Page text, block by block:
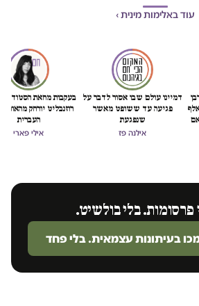
עוד באלימות מינית ›
ערבות של 30 אלף
דמיינו עולם שבו אסור לדבר על
פגיעה עד ששופט מאשר
שנפגעת
אילנה פז
בעקבות מחאת
רוזנבליט יורחק
העברית
אילי פארי
פרסומות. בלי בולשיט.
בעיתונות עצמאית. בלי פחד